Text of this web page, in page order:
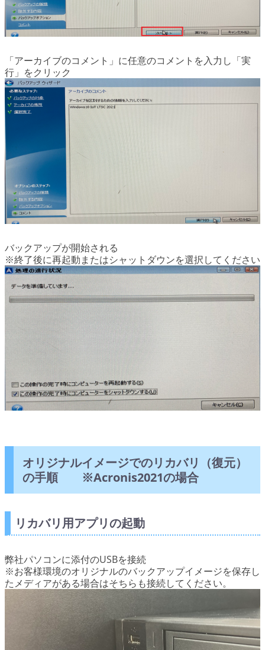
「アーカイブのコメント」に任意のコメントを入力し「実
行」をクリック
バックアップが開始される
※終了後に再起動またはシャットダウンを選択してください
オリジナルイメージでのリカバリ（復元）
の手順 ※Acronis2021の場合
リカバリ用アプリの起動
弊社パソコンに添付のUSBを接続
※お客様環境のオリジナルのバックアップイメージを保存し
たメディアがある場合はそちらも接続してください。